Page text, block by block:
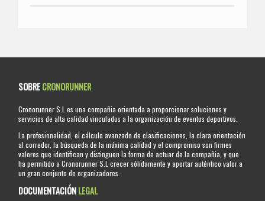
SOBRECRONORUNNER
Cronorunner S.L es una compañia orientada a proporcionar soluciones y
servicios de alta calidad vinculados a la organización de eventos deportivos.
La profesionalidad, el cálculo avanzado de clasificaciones, la clara orientación
al corredor, la búsqueda de la máxima calidad y el compromiso son firmes
valores que identifican y distinguen la forma de actuar de la compañia, y que
ha permitido a Cronorunner S.L crecer sólidamente y aportar auténtico valor a
un gran conjunto de organizadores.
DOCUMENTACIÓNLEGAL